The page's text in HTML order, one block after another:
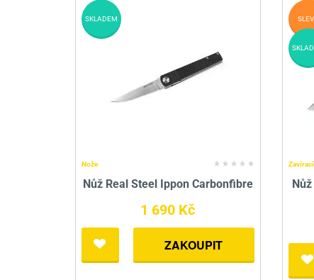
Nože
Nůž Real Steel Ippon Carbonfibre
1 690 Kč
ZAKOUPIT
SKLADEM